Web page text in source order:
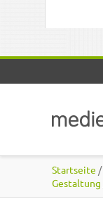
Startseite /
Gestaltung